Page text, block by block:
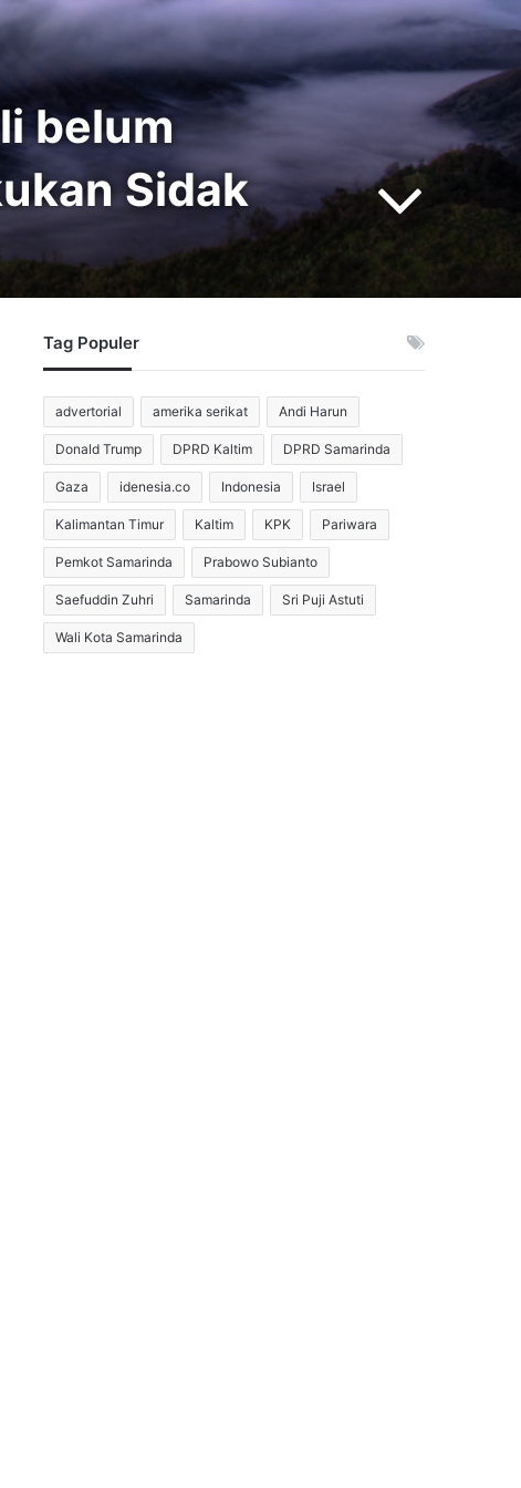
belum
Sidak
Tag Populer
advertorial amerika serikat Andi Harun
Donald Trump DPRD Kaltim DPRD Samarinda
Gaza idenesia.co Indonesia Israel
Kalimantan Timur Kaltim KPK Pariwara
Pemkot Samarinda Prabowo Subianto
Saefuddin Zuhri Samarinda Sri Puji Astuti
Wali Kota Samarinda